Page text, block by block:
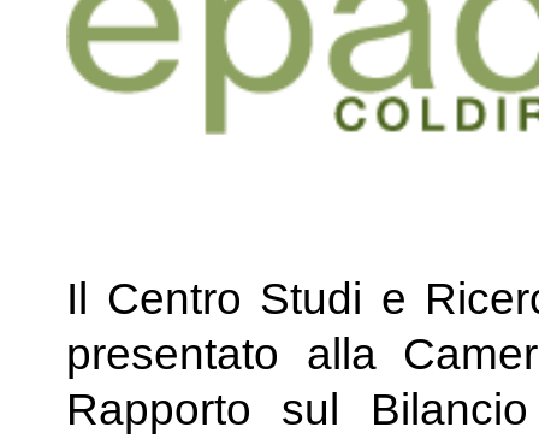
Il Centro Studi e
presentato alla
Rapporto sul